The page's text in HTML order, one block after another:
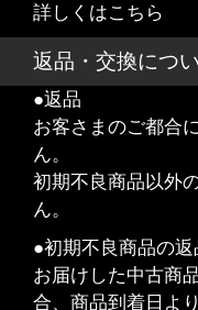
詳しくはこちら
返品・交換につ
●返品
お客さまのご都合
ん。
初期不良商品以外
ん。
●初期不良商品の
お届けした中古商
合、商品到着日よ